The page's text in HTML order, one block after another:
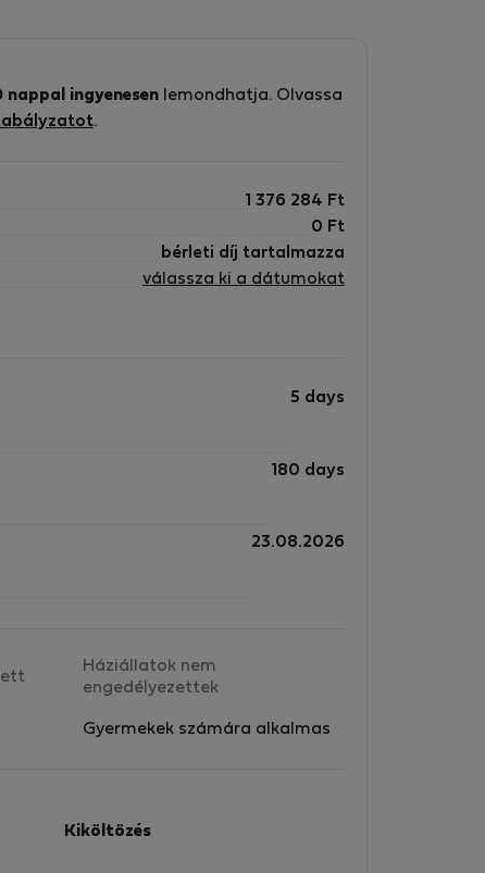
nappal ingyenesen lemondhatja. Olvassa
.
1 376 284 Ft
0 Ft
bérleti díj tartalmazza
válassza ki a dátumokat
5 days
180 days
23.08.2026
Háziállatok nem
engedélyezettek
Gyermekek számára alkalmas
Kiköltözés